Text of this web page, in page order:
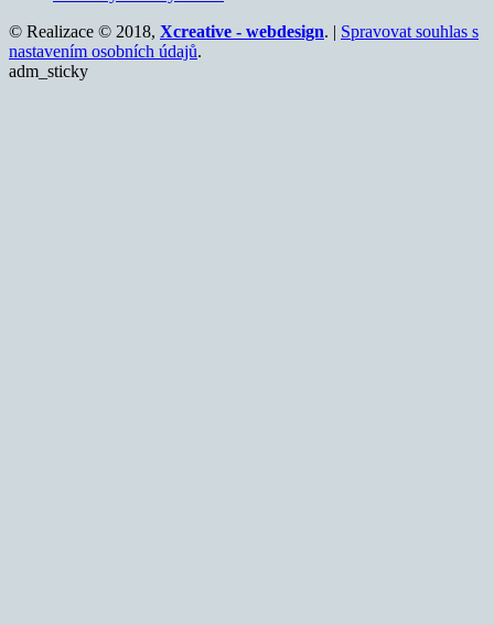
© Realizace © 2018, Xcreative - webdesign. | Spravovat souhlas s
nastavením osobních údajů.
adm_sticky